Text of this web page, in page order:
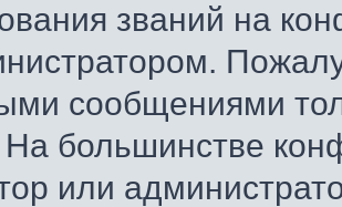
званий на
сообщениями
На большинстве
или